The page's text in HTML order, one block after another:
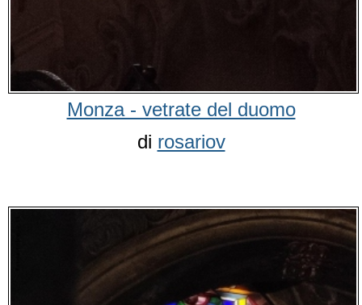
Monza - vetrate del duomo
di rosariov